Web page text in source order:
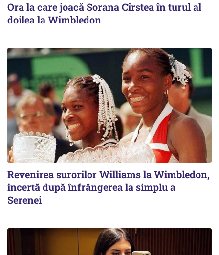
Ora la care joacă Sorana Cîrstea în turul al
doilea la Wimbledon
Revenirea surorilor Williams la Wimbledon,
incertă după înfrângerea la simplu a
Serenei